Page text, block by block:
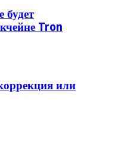
будет
Tron
или